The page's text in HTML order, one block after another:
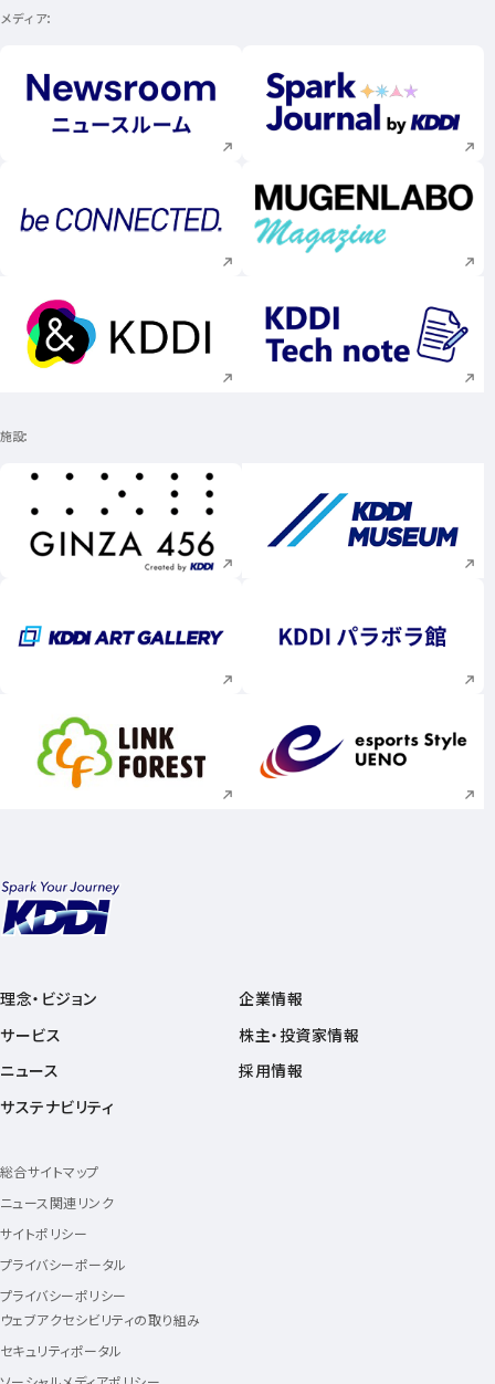
メディア
新規ウィンドウで開く 新規ウィンドウで
新規ウィンドウで開く 新規ウィンドウで
新規ウィンドウで開く 新規ウィンドウで
施設
新規ウィンドウで開く 新規ウィンドウで
新規ウィンドウで開く 新規ウィンドウで
新規ウィンドウで開く 新規ウィンドウで
理念・ビジョン
サービス
ニュース
サステナビリティ
企業情報
株主・投資家情報
採用情報
総合サイトマップ
ニュース関連リンク
サイトポリシー
プライバシーポータル
プライバシーポリシー
ウェブアクセシビリティの取り組み
セキュリティポータル